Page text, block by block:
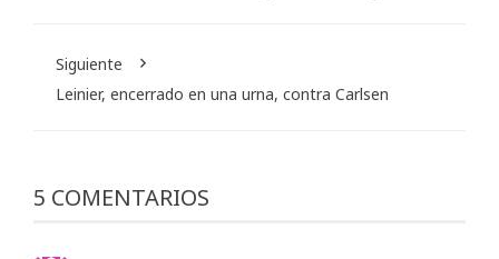
Siguiente
Leinier, encerrado en una urna, contra Carlsen
5 COMENTARIOS